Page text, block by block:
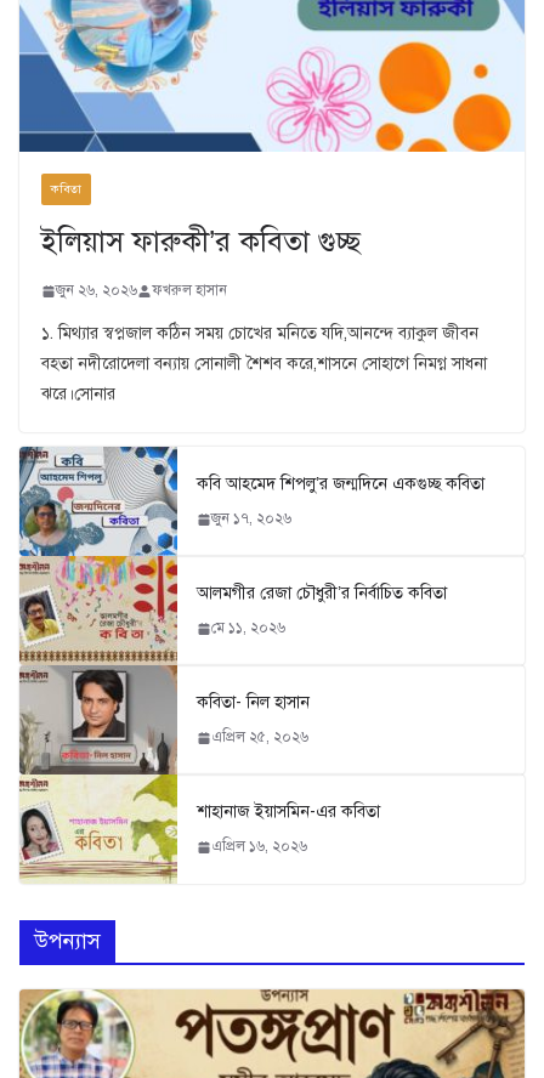
কবিতা
ইলিয়াস ফারুকী’র কবিতা গুচ্ছ
জুন ২৬, ২০২৬ ফখরুল হাসান
১. মিথ্যার স্বপ্নজাল কঠিন সময় চোখের মনিতে যদি,আনন্দে ব্যাকুল জীবন
বহতা নদীরোদেলা বন্যায় সোনালী শৈশব করে,শাসনে সোহাগে নিমগ্ন সাধনা
ঝরে।সোনার
কবি আহমেদ শিপলু’র জন্মদিনে একগুচ্ছ কবিতা
জুন ১৭, ২০২৬
আলমগীর রেজা চৌধুরী’র নির্বাচিত কবিতা
মে ১১, ২০২৬
কবিতা- নিল হাসান
এপ্রিল ২৫, ২০২৬
শাহানাজ ইয়াসমিন-এর কবিতা
এপ্রিল ১৬, ২০২৬
উপন্যাস